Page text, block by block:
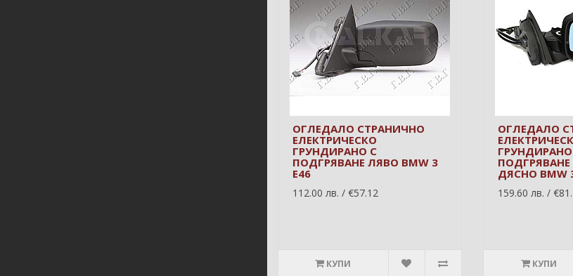
ОГЛЕДАЛО СТРАНИЧНО
ЕЛЕКТРИЧЕСКО
ГРУНДИРАНО С
ПОДГРЯВАНЕ ЛЯВО BMW 3
E46
112.00 лв. / €57.12
КУПИ
ОГЛЕДАЛО
ДЯСНО BMW
159.60 лв. /
КУПИ